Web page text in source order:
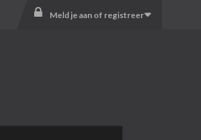
Meld je aan of registreer